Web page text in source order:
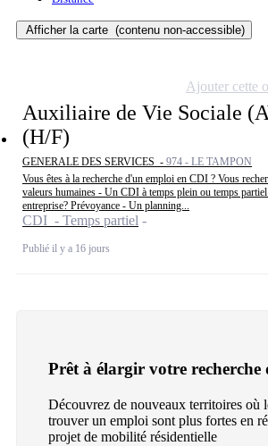
Afficher la carte (contenu non-accessible)
Auxiliaire de Vie Sociale
(H/F)
GENERALE DES SERVICES - 974 - LE TAMPON
Vous êtes à la recherche d'un emploi en CDI ? Vous
valeurs humaines - Un CDI à temps plein ou temps
entreprise? Prévoyance - Un planning...
CDI - Temps partiel
Publié il y a 16 jours
Ajouter cette
Prêt à élargir votre recherche
Découvrez de nouveaux territoires où
trouver un emploi sont plus fortes en
projet de mobilité résidentielle